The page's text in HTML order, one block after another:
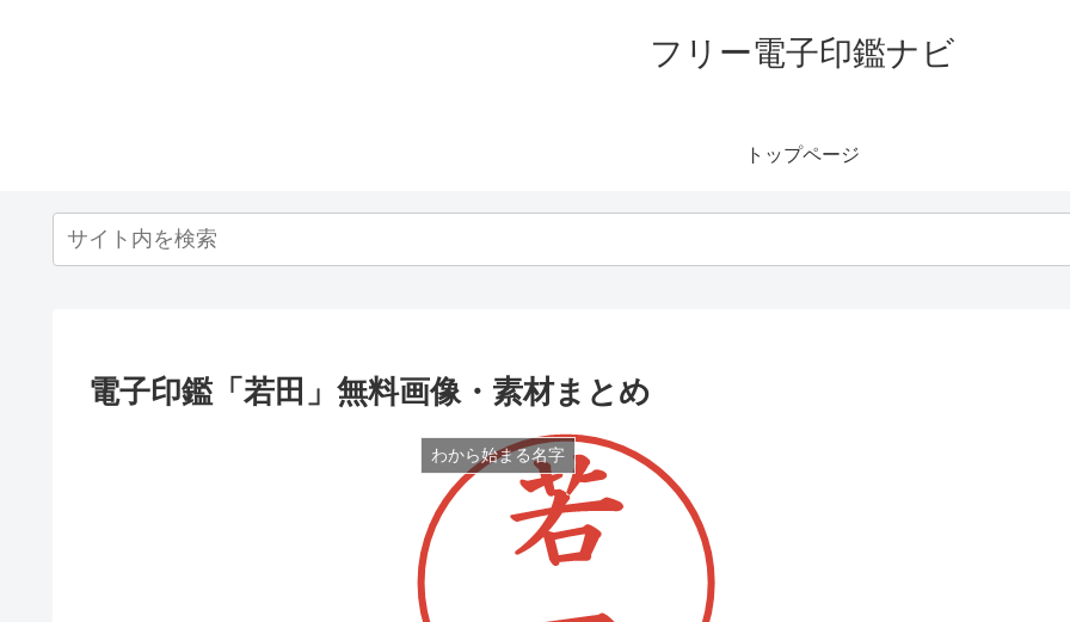
フリー電子印鑑ナビ
トップページ
電子印鑑「若田」無料画像・素材まとめ
わから始まる名字